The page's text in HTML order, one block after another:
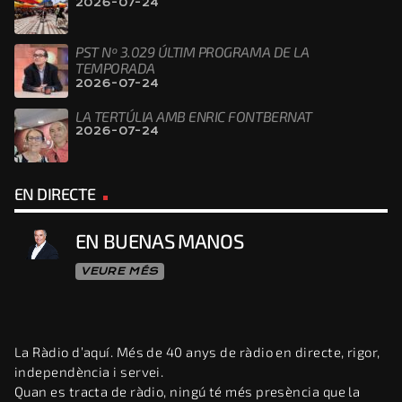
2026-07-24
PST Nº 3.029 ÚLTIM PROGRAMA DE LA
TEMPORADA
2026-07-24
LA TERTÚLIA AMB ENRIC FONTBERNAT
2026-07-24
EN DIRECTE
EN BUENAS MANOS
VEURE MÉS
La Ràdio d’aquí. Més de 40 anys de ràdio en directe, rigor,
independència i servei.
Quan es tracta de ràdio, ningú té més presència que la